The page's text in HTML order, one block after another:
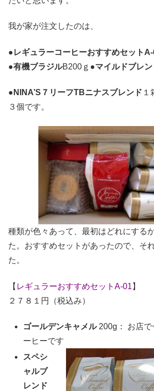
我が家が注文したのは、
●レギュラーコーヒーおすすめセット
●有機ブラジルB200ｇ●マイルドブレン
● NINA’S７リーフTBニナスブレンド １
３個です。
種類が色々あって、最初はどれにする
た。おすすめセットがあったので、そ
た。
【 レギュラーおすすめセットA-01
２７８１円（税込み）
ゴールデンキャメル200g： お店で
ーヒーです
スペシ
ャルブ
レンド